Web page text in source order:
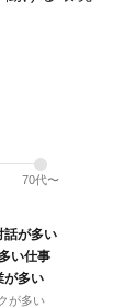
70代〜
話が多い
い仕事
が多い
が多い